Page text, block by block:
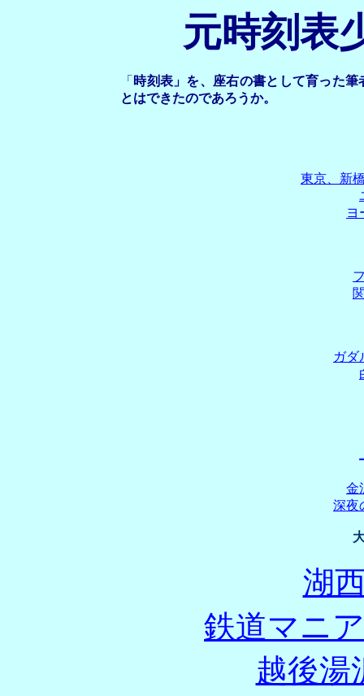
元時刻表
「 時刻表」を、座右の書として育った
とはできたのであろうか。
東京、新
ヨ
ガダ
金
深夜
湖
鉄道マニ
越後湯